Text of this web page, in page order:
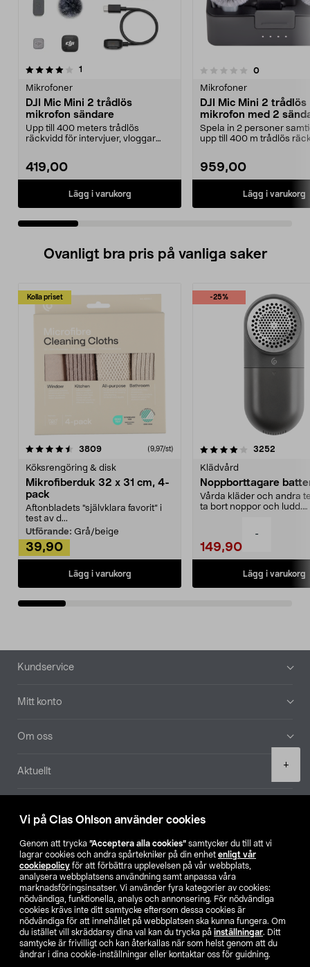
Vi på Clas Ohlson använder cookies
Genom att trycka ”Acceptera alla cookies” samtycker du till att vi
lagrar cookies och andra spårtekniker på din enhet enligt vår
cookiepolicy för att förbättra upplevelsen på vår webbplats,
analysera webbplatsens användning samt anpassa våra
marknadsföringsinsatser. Vi använder fyra kategorier av cookies:
nödvändiga, funktionella, analys och annonsering. För nödvändiga
cookies krävs inte ditt samtycke eftersom dessa cookies är
nödvändiga för att innehållet på webbplatsen ska kunna fungera. Om
du istället vill skräddarsy dina val kan du trycka på inställningar. Ditt
samtycke är frivilligt och kan återkallas när som helst genom att du
ändrar i dina cookie-inställningar eller kontaktar oss för guidning.
-
+
1
Mikrofoner
DJI Mic Mini 2 trådlös
mikrofon sändare
Upp till 400 meters trådlös
räckvidd för intervjuer, vloggar
419,00
Lägg i varukorg
0.0 av 5 stjärnor 0recensioner
Mikrofoner
DJI Mic Mini 2 trådlös
mikrofon med 2
Spela in 2 personer
upp till 400 m trådlös
959,00
Lägg i varukorg
5.0 av 5 stjärnor
Ovanligt bra pris på vanliga saker
Kolla priset
3809recensioner (9,97/st)
Köksrengöring & disk
Mikrofiberduk 32 x 31 cm, 4-
pack
Aftonbladets "självklara favorit” i
test av d...
Utförande: Grå/beige
39,90
Lägg i varukorg
-25%
4.0av 5 stjärnor 3252
Klädvård
Noppborttagare
Vårda kläder och andra
ta bort noppor och ludd.
149,90
Lägg i varukorg
4.5av 5 stjärnor
Sidfot
Kundservice
Mitt konto
Om oss
Aktuellt
Hitta butik
SE NO FI